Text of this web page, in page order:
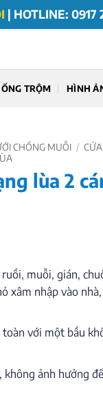
| HOTLINE: 0917
TRỘM HÌNH
CHỐNG MUỖI / CỬA
lùa 2
muỗi, gián,
xâm nhập vào nhà,
toàn với một bầu
ảnh hưởng